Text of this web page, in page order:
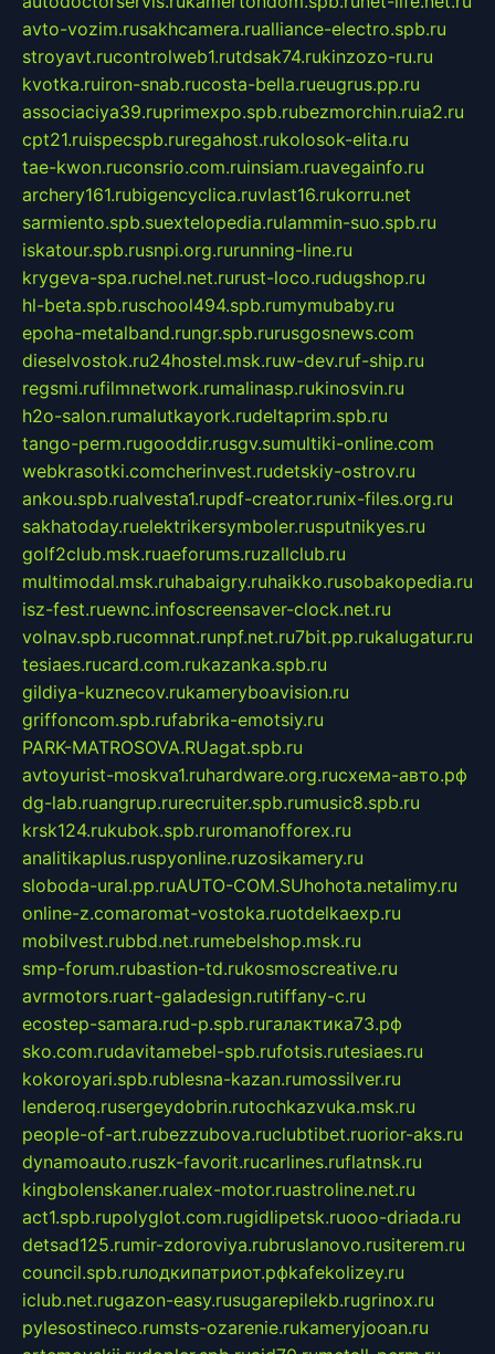
avto-vozim.rusakhcamera.rualliance-electro.spb.ru
stroyavt.rucontrolweb1.rutdsak74.rukinzozo-ru.ru
kvotka.ruiron-snab.rucosta-bella.rueugrus.pp.ru
associaciya39.ruprimexpo.spb.rubezmorchin.ruia2.ru
cpt21.ruispecspb.ruregahost.rukolosok-elita.ru
tae-kwon.ruconsrio.com.ruinsiam.ruavegainfo.ru
archery161.rubigencyclica.ruvlast16.rukorru.net
sarmiento.spb.suextelopedia.rulammin-suo.spb.ru
iskatour.spb.rusnpi.org.rurunning-line.ru
krygeva-spa.ruchel.net.rurust-loco.rudugshop.ru
hl-beta.spb.ruschool494.spb.rumymubaby.ru
epoha-metalband.rungr.spb.rurusgosnews.com
dieselvostok.ru24hostel.msk.ruw-dev.ruf-ship.ru
regsmi.rufilmnetwork.rumalinasp.rukinosvin.ru
h2o-salon.rumalutkayork.rudeltaprim.spb.ru
tango-perm.rugooddir.rusgv.sumultiki-online.com
webkrasotki.comcherinvest.rudetskiy-ostrov.ru
ankou.spb.rualvesta1.rupdf-creator.runix-files.org.ru
sakhatoday.ruelektrikersymboler.rusputnikyes.ru
golf2club.msk.ruaeforums.ruzallclub.ru
multimodal.msk.ruhabaigry.ruhaikko.rusobakopedia.ru
isz-fest.ruewnc.infoscreensaver-clock.net.ru
volnav.spb.rucomnat.runpf.net.ru7bit.pp.rukalugatur.ru
tesiaes.rucard.com.rukazanka.spb.ru
gildiya-kuznecov.rukameryboavision.ru
griffoncom.spb.rufabrika-emotsiy.ru
PARK-MATROSOVA.RUagat.spb.ru
avtoyurist-moskva1.ruhardware.org.ruсхема-авто.рф
dg-lab.ruangrup.rurecruiter.spb.rumusic8.spb.ru
krsk124.rukubok.spb.ruromanofforex.ru
analitikaplus.ruspyonline.ruzosikamery.ru
sloboda-ural.pp.ruAUTO-COM.SUhohota.netalimy.ru
online-z.comaromat-vostoka.ruotdelkaexp.ru
mobilvest.rubbd.net.rumebelshop.msk.ru
smp-forum.rubastion-td.rukosmoscreative.ru
avrmotors.ruart-galadesign.rutiffany-c.ru
ecostep-samara.rud-p.spb.ruгалактика73.рф
sko.com.rudavitamebel-spb.rufotsis.rutesiaes.ru
kokoroyari.spb.rublesna-kazan.rumossilver.ru
lenderoq.rusergeydobrin.rutochkazvuka.msk.ru
people-of-art.rubezzubova.ruclubtibet.ruorior-aks.ru
dynamoauto.ruszk-favorit.rucarlines.ruflatnsk.ru
kingbolenskaner.rualex-motor.ruastroline.net.ru
act1.spb.rupolyglot.com.rugidlipetsk.ruooo-driada.ru
detsad125.rumir-zdoroviya.rubruslanovo.rusiterem.ru
council.spb.ruлодкипатриот.рфkafekolizey.ru
iclub.net.rugazon-easy.rusugarepilekb.rugrinox.ru
pylesostineco.rumsts-ozarenie.rukameryjooan.ru